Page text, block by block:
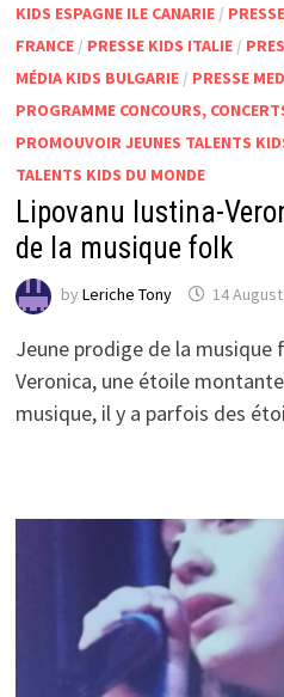
KIDS ESPAGNE ILE CANARIE/
FRANCE/ PRESSE KIDS ITALIE/
MÉDIA KIDS BULGARIE/ PRESSE
PROGRAMME CONCOURS,
PROMOUVOIR JEUNES TALENTS
TALENTS KIDS DU MONDE
Lipovanu Iustina-
de la musique folk
by Leriche Tony 14
Jeune prodige de la musique
Veronica, une étoile
musique, il y a parfois des